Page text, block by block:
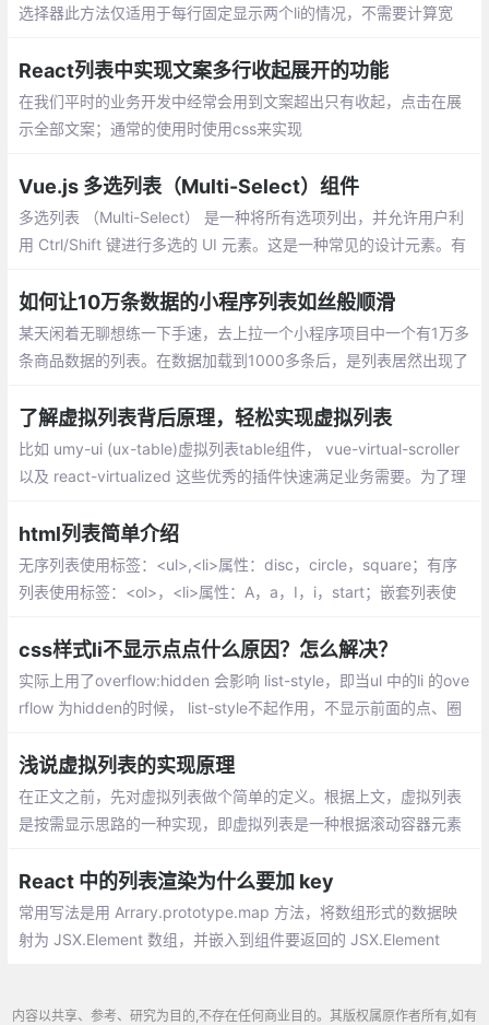
选择器此方法仅适用于每行固定显示两个li的情况，不需要计算宽
ld(2)和li:last-child隐藏最后两个li的下边框
React列表中实现文案多行收起展开的功能
在我们平时的业务开发中经常会用到文案超出只有收起，点击在展
示全部文案；通常的使用时使用css来实现
Vue.js 多选列表（Multi-Select）组件
多选列表 （Multi-Select） 是一种将所有选项列出，并允许用户利
用 Ctrl/Shift 键进行多选的 UI 元素。这是一种常见的设计元素。有
如何让10万条数据的小程序列表如丝般顺滑
某天闲着无聊想练一下手速，去上拉一个小程序项目中一个有1万多
条商品数据的列表。在数据加载到1000多条后，是列表居然出现了
了解虚拟列表背后原理，轻松实现虚拟列表
比如 umy-ui (ux-table)虚拟列表table组件， vue-virtual-scroller
以及 react-virtualized 这些优秀的插件快速满足业务需要。为了理
望在实际业务项目中能带来一些思考和帮助。
html列表简单介绍
无序列表使用标签：<ul>,<li>属性：disc，circle，square；有序
列表使用标签：<ol>，<li>属性：A，a，I，i，start；嵌套列表使
<dd>
css样式li不显示点点什么原因？怎么解决？
实际上用了overflow:hidden 会影响 list-style，即当ul 中的li 的ove
rflow 为hidden的时候， list-style不起作用，不显示前面的点、圈
浅说虚拟列表的实现原理
在正文之前，先对虚拟列表做个简单的定义。根据上文，虚拟列表
是按需显示思路的一种实现，即虚拟列表是一种根据滚动容器元素
React 中的列表渲染为什么要加 key
常用写法是用 Arrary.prototype.map 方法，将数组形式的数据映
射为 JSX.Element 数组，并嵌入到组件要返回的 JSX.Element
内容以共享、参考、研究为目的,不存在任何商业目的。其版权属原作者所有,如有